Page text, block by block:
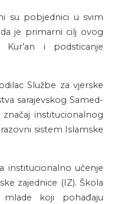
su pobjednici u svim
je primarni cilj ovog
i podsticanje
Službe za vjerske
sarajevskog Samed-
institucionalnog
sistem Islamske
institucionalno učenje
zajednice (IZ). Škola
koji pohađaju